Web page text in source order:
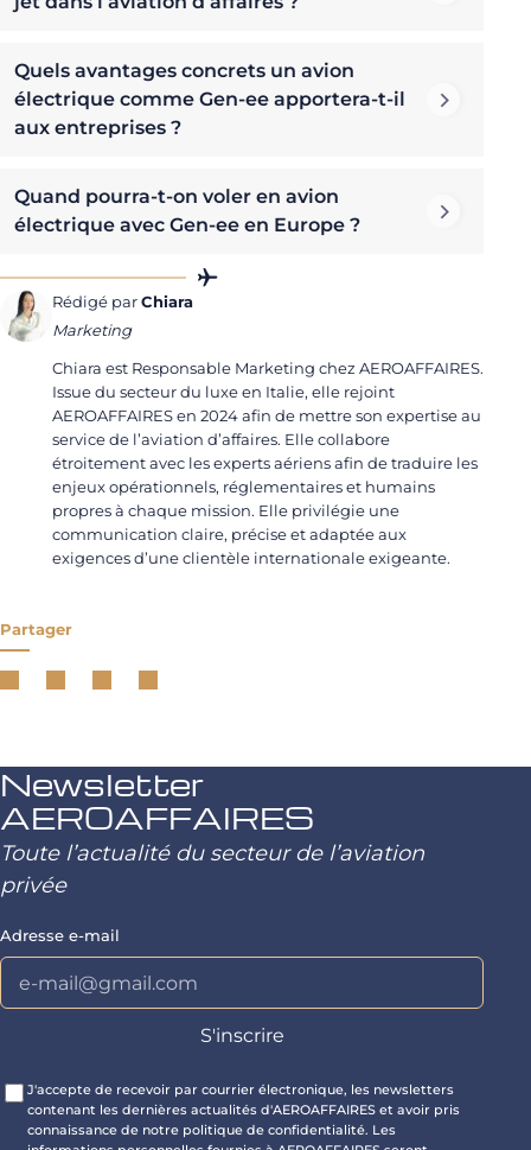
Quels avantages concrets un avion
électrique comme Gen-ee apportera-t-il
aux entreprises ?
Quand pourra-t-on voler en avion
électrique avec Gen-ee en Europe ?
Rédigé parChiara
Marketing
Chiara est Responsable Marketing chez AEROAFFAIRES.
Issue du secteur du luxe en Italie, elle rejoint
AEROAFFAIRES en 2024 afin de mettre son expertise au
service de l’aviation d’affaires. Elle collabore
étroitement avec les experts aériens afin de traduire les
enjeux opérationnels, réglementaires et humains
propres à chaque mission. Elle privilégie une
communication claire, précise et adaptée aux
exigences d’une clientèle internationale exigeante.
Partager
Newsletter
AEROAFFAIRES
Toute l’actualité du secteur de l’aviation
privée
Adresse e-mail
J'accepte de recevoir par courrier électronique, les newsletters
contenant les dernières actualités d'AEROAFFAIRES et avoir pris
connaissance de notre politique de confidentialité. Les